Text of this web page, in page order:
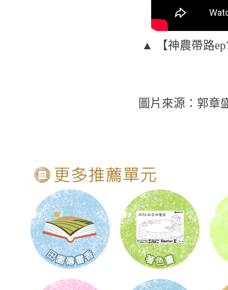
▲ 【神農帶路
圖片來源：郭章